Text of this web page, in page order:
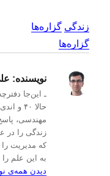
زندگی گزاره‌ها
گزاره‌ها
نویسنده:
ـ این‌جا
حالا
مهندسی،
زندگی را در
که مدیریت
به این علم
دیدن همه‌ی